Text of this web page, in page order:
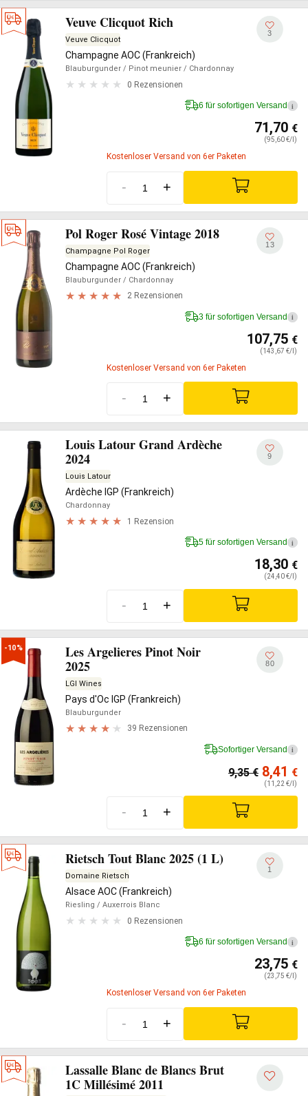
Veuve Clicquot Rich
Veuve Clicquot
Champagne AOC (Frankreich)
Blauburgunder / Pinot meunier / Chardonnay
0 Rezensionen
3
6 für sofortigen Versand i
71,70 €
(95,60 €/l)
Kostenloser Versand von 6er Paketen
- +
Pol Roger Rosé Vintage 2018
Champagne Pol Roger
Champagne AOC (Frankreich)
Blauburgunder / Chardonnay
2 Rezensionen
13
3 für sofortigen Versand i
107,75 €
(143,67 €/l)
Kostenloser Versand von 6er Paketen
- +
Louis Latour Grand Ardèche
2024
Louis Latour
Ardèche IGP (Frankreich)
Chardonnay
1 Rezension
9
5 für sofortigen Versand i
18,30 €
(24,40 €/l)
- +
-10%
Les Argelieres Pinot Noir
2025
LGI Wines
Pays d'Oc IGP (Frankreich)
Blauburgunder
39 Rezensionen
80
Sofortiger Versand i
9,35€ 8,41 €
(11,22 €/l)
- +
Rietsch Tout Blanc 2025 (1 L)
Domaine Rietsch
Alsace AOC (Frankreich)
Riesling / Auxerrois Blanc
0 Rezensionen
1
6 für sofortigen Versand i
23,75 €
(23,75 €/l)
Kostenloser Versand von 6er Paketen
- +
Lassalle Blanc de Blancs Brut
1C Millésimé 2011